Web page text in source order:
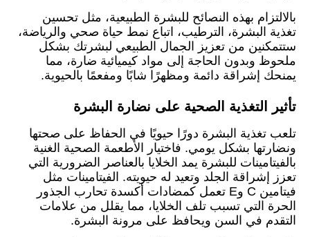
بالالتزام بهذه النصائح للبشرة الطبيعية، مثل تحسين
تغذية البشرة، الترطيب، اتباع نمط حياة صحي والرياضة،
ستتمكنين من تعزيز الجمال الطبيعي لبشرتك بشكل
ملحوظ وبدون الحاجة إلى مواد كيميائية ضارة، مما
يمنحك إشراقة دائمة ومظهرًا شابًا ومفعمًا بالحيوية.
تأثير التغذية الصحية على نضارة البشرة
تلعب تغذية البشرة دورًا حيويًا في الحفاظ على صحتها
ونضارتها بشكل يومي. فاختيار الأطعمة الصحية الغنية
بالفيتامينات للبشرة يمد الخلايا بالعناصر الضرورية التي
تعزز إشراقة الجلد وتعيد له حيويته. الفيتامينات مثل
فيتامين C وE تعمل كمضادات أكسدة تحارب الجذور
الحرة التي تسبب تلف الخلايا، مما يقلل من علامات
التقدم في السن ويحافظ على مرونة البشرة.